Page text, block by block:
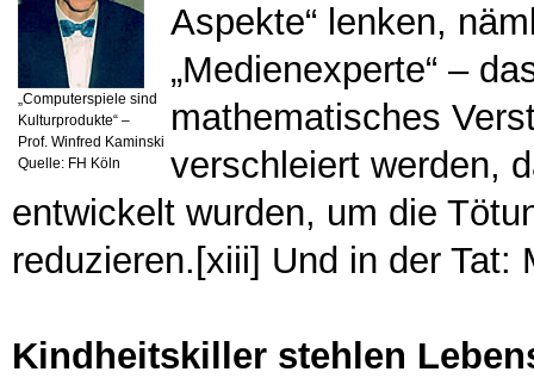
„Computerspiele sind
Kulturprodukte“ –
Prof. Winfred Kaminski
Quelle: FH Köln
Aspekte“ lenken,
„Medienexperte“ –
mathematisches
verschleiert werden,
entwickelt wurden, um die
reduzieren.[xiii] Und in der
Kindheitskiller stehlen